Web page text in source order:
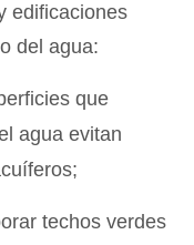
edificaciones
del agua:
que
agua evitan
techos verdes